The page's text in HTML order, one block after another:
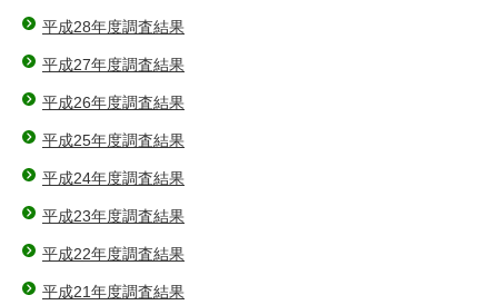
平成28年度調査結果
平成27年度調査結果
平成26年度調査結果
平成25年度調査結果
平成24年度調査結果
平成23年度調査結果
平成22年度調査結果
平成21年度調査結果